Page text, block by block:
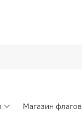
Магазин флагов